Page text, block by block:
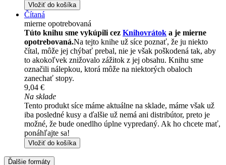
Vložiť do košíka
Čítaná
mierne opotrebovaná
Túto knihu sme vykúpili cez Knihovrátok a je mierne
opotrebovaná.Na tejto knihe už síce poznať, že ju niekto
čítal, môže jej chýbať prebal, nie je však poškodená tak, aby
to akokoľvek znižovalo zážitok z jej obsahu. Knihu sme
označili nálepkou, ktorá môže na niektorých obaloch
zanechať stopy.
9,04 €
Na sklade
Tento produkt síce máme aktuálne na sklade, máme však už
iba posledné kusy a ďalšie už nemá ani distribútor, preto je
možné, že bude onedlho úplne vypredaný. Ak ho chcete mať,
ponáhľajte sa!
Vložiť do košíka
Ďalšie formáty